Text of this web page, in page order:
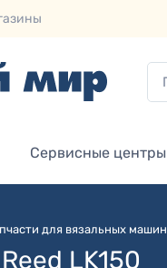
Сервисные центры
для вязальных машин
LK150